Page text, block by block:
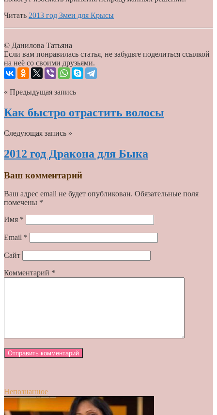
Читать 2013 год Змеи для Крысы
© Данилова Татьяна
Если вам понравилась статья, не забудьте поделиться ссылкой
на неё со своими друзьями.
« Предыдущая запись
Как быстро отрастить волосы
Следующая запись »
2012 год Дракона для Быка
Ваш комментарий
Ваш адрес email не будет опубликован. Обязательные поля
помечены *
Имя *
Email *
Сайт
Комментарий *
Непознанное